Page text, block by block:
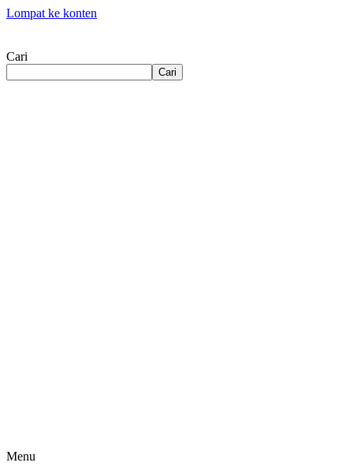
Lompat ke konten
Cari
Cari
Menu